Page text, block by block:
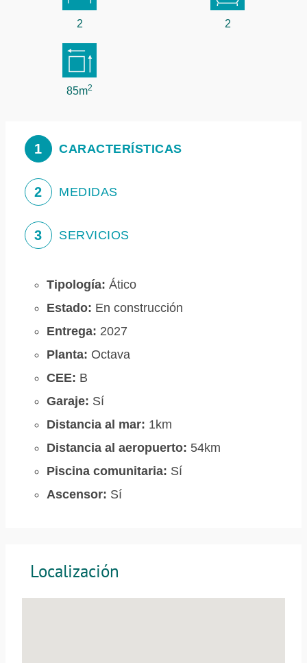
2 2
85m2
1 CARACTERÍSTICAS
2 MEDIDAS
3 SERVICIOS
Tipología: Ático
Estado: En construcción
Entrega: 2027
Planta: Octava
CEE: B
Garaje: Sí
Distancia al mar: 1km
Distancia al aeropuerto: 54km
Piscina comunitaria: Sí
Ascensor: Sí
Localización